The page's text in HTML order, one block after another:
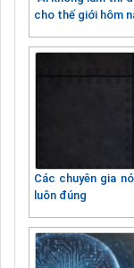
cho thế giới hôm
Các chuyên gia
luôn đúng